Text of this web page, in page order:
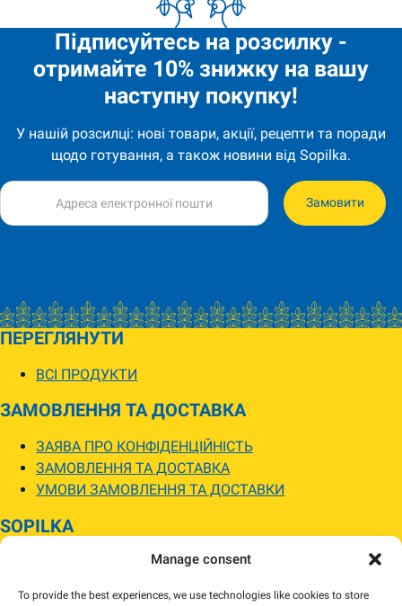
Manage consent
To provide the best experiences, we use technologies like cookies to store
Підписуйтесь на розсилку -
отримайте 10% знижку на вашу
наступну покупку!
У нашій розсилці: нові товари, акції, рецепти та поради
щодо готування, а також новини від Sopilka.
Замовити
ПЕРЕГЛЯНУТИ
ВСІ ПРОДУКТИ
ЗАМОВЛЕННЯ ТА ДОСТАВКА
ЗАЯВА ПРО КОНФІДЕНЦІЙНІСТЬ
ЗАМОВЛЕННЯ ТА ДОСТАВКА
УМОВИ ЗАМОВЛЕННЯ ТА ДОСТАВКИ
SOPILKA
МАГАЗИНИ SOPILKA